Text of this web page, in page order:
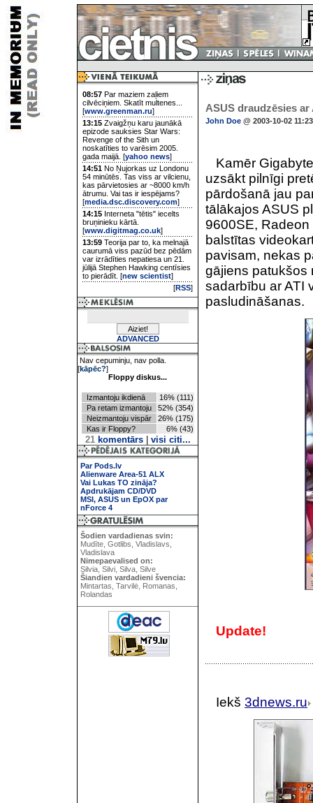
08:57 Par maziem zaļiem
cilvēciņiem. Skatīt multenes...
[www.greenman.ru]
13:15 Zvaigžņu karu jaunākā
epizode sauksies Star Wars:
Revenge of the Sith un
noskatīties to varēsim 2005.
gada maijā. [yahoo news]
14:51 No Ņujorkas uz Londonu
54 minūtēs. Tas viss ar vilcienu,
kas pārvietosies ar ~8000 km/h
ātrumu. Vai tas ir iespējams?
[media.dsc.discovery.com]
14:15 Interneta "tētis" iecelts
bruņinieku kārtā.
[www.digitmag.co.uk]
13:59 Teorija par to, ka melnajā
caurumā viss pazūd bez pēdām
var izrādīties nepatiesa un 21.
jūlijā Stephen Hawking centīsies
to pierādīt. [new scientist]
[RSS]
ADVANCED
Nav cepuminju, nav polla.
[kāpēc?]
Floppy diskus...
Izmantoju ikdienā
16% (111)
Pa retam izmantoju
52% (354)
Neizmantoju vispār
26% (175)
Kas ir Floppy?
6% (43)
21komentārs| visi citi...
Par Pods.lv
Alienware Area-51 ALX
Vai Lukas TO zināja?
Apdrukājam CD/DVD
MSI, ASUS un EpOX par
nForce 4
Šodien vardadienas svin:
Mudīte, Gotlibs, Vladislavs,
Vladislava
Nimepaevalised on:
Silvia, Silvi, Silva, Silve
Šiandien vardadieni švencia:
Mintartas, Tarvilė, Romanas,
Rolandas
ASUS draudzēsies ar
John Doe @ 2003-10-02 11:23
Kamēr
uzsākt pilnīgi
pārdošanā jau
tālākajos ASUS
9600SE,
balstītas
pavisam, nekas
gājiens patukšos
sadarbību ar ATI
pasludināšanas.
Update!
Iekš 3dnews.ru